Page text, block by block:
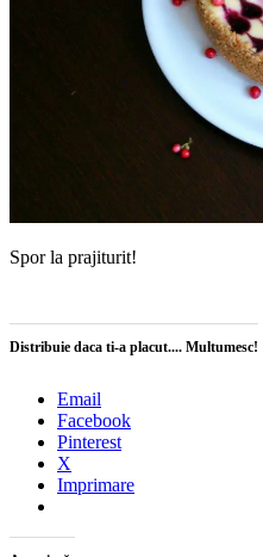
Spor la prajiturit!
Distribuie daca ti-a placut.... Multumesc!
Email
Facebook
Pinterest
X
Imprimare